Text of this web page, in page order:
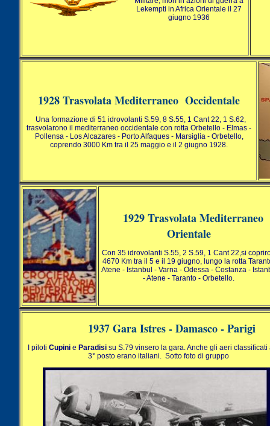
Lekempti in Africa Orientale il 27
giugno 1936
1928 Trasvolata Mediterraneo Occidentale
Una formazione di 51 idrovolanti S.59, 8 S.55, 1 Cant 22, 1 S.62,
trasvolarono il mediterraneo occidentale con rotta Orbetello - Elmas -
Pollensa - Los Alcazares - Porto Alfaques - Marsiglia - Orbetello,
coprendo 3000 Km tra il 25 maggio e il 2 giugno 1928.
1929 Trasvolata Mediterraneo
Orientale
Con 35 idrovolanti S.55, 2 S.59, 1 Cant 22,si
4670 Km tra il 5 e il 19 giugno, lungo la rotta
Atene - Istanbul - Varna - Odessa - Costanza -
- Atene - Taranto - Orbetello.
1937 Gara Istres - Damasco - Parigi
I piloti Cupini e Paradisi su S.79 vinsero la gara. Anche gli aeri classificati
3° posto erano italiani. Sotto foto di gruppo